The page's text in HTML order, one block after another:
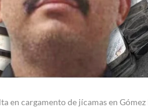
en cargamento de jícamas en